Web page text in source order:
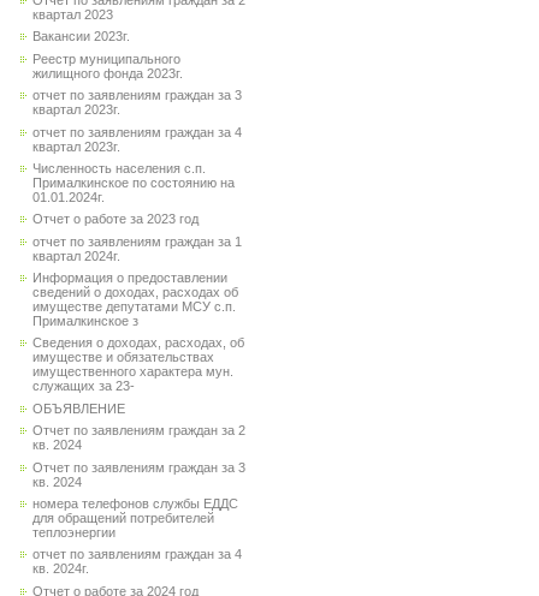
квартал 2023
Вакансии 2023г.
Реестр муниципального
жилищного фонда 2023г.
отчет по заявлениям граждан за 3
квартал 2023г.
отчет по заявлениям граждан за 4
квартал 2023г.
Численность населения с.п.
Прималкинское по состоянию на
01.01.2024г.
Отчет о работе за 2023 год
отчет по заявлениям граждан за 1
квартал 2024г.
Информация о предоставлении
сведений о доходах, расходах об
имуществе депутатами МСУ с.п.
Прималкинское з
Сведения о доходах, расходах, об
имуществе и обязательствах
имущественного характера мун.
служащих за 23-
ОБЪЯВЛЕНИЕ
Отчет по заявлениям граждан за 2
кв. 2024
Отчет по заявлениям граждан за 3
кв. 2024
номера телефонов службы ЕДДС
для обращений потребителей
теплоэнергии
отчет по заявлениям граждан за 4
кв. 2024г.
Отчет о работе за 2024 год